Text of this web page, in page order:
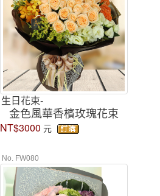
生日花束-
金色風華香檳玫瑰花束
NT$3000 元
No. FW080